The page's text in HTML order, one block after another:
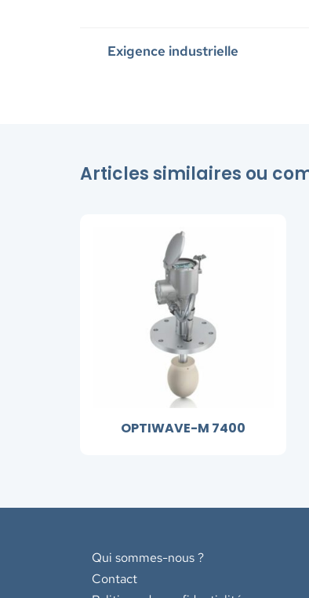
Exigence industrielle
Articles similaires ou
OPTIWAVE-M 7400
Qui sommes-nous ?
Contact